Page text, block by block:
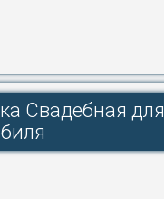
Свадебная для